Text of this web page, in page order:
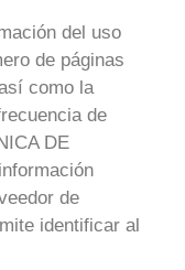
del uso
de páginas
como la
de
DE
de
identificar al